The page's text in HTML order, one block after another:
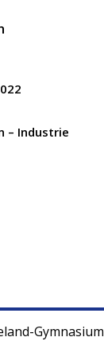
– Industrie
Gymnasium